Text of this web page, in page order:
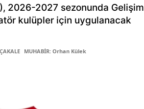
2026-2027 sezonunda Gelişim
kulüpler için uygulanacak
MUHABİR: Orhan Külek